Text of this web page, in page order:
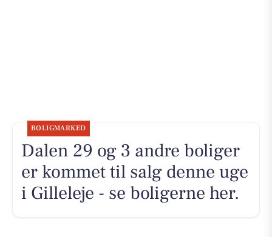
BOLIGMARKED
Dalen 29 og 3 andre boliger
er kommet til salg denne uge
i Gilleleje - se boligerne her.